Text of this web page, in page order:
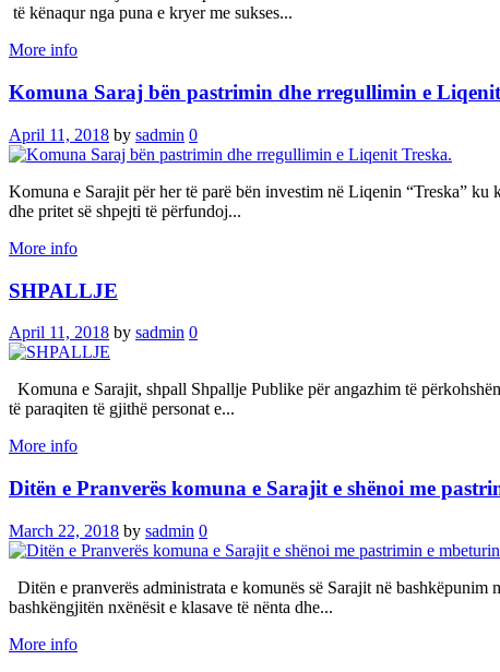
të kënaqur nga puna e kryer me sukses...
More info
Komuna Saraj bën pastrimin dhe rregullimin e
April 11, 2018 by sadmin 0
Komuna e Sarajit për her të parë bën investim në Liqenin “Treska”
dhe pritet së shpejti të përfundoj...
More info
SHPALLJE
April 11, 2018 by sadmin 0
Komuna e Sarajit, shpall Shpallje Publike për angazhim të
të paraqiten të gjithë personat e...
More info
Ditën e Pranverës komuna e Sarajit e shënoi me
March 22, 2018 by sadmin 0
Ditën e pranverës administrata e komunës së Sarajit në
bashkëngjitën nxënësit e klasave të nënta dhe...
More info